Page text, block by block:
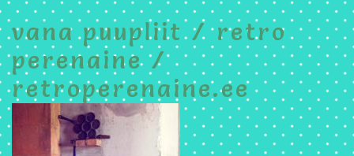
vana puupliit / retro
perenaine /
retroperenaine.ee